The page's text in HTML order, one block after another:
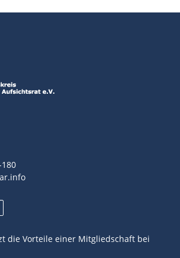
die Vorteile einer Mitgliedschaft bei